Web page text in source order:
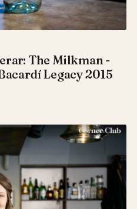
The Milkman -
Legacy 2015